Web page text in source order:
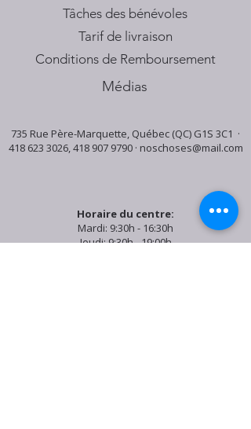
Tâches des bénévoles
Tarif de livraison
Conditions de Remboursement
Médias
735 Rue Père-Marquette, Québec (QC) G1S 3C1 ·
418 623 3026,418 907 9790· noschoses@mail.com
Horaire du centre:
Mardi: 9:30h - 16:30h
Jeudi: 9:30h - 19:00h